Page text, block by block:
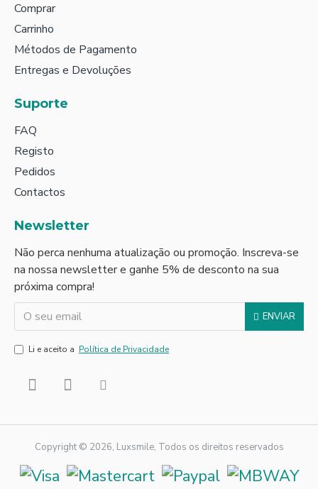
Comprar
Carrinho
Métodos de Pagamento
Entregas e Devoluções
Suporte
FAQ
Registo
Pedidos
Contactos
Newsletter
Não perca nenhuma atualização ou promoção. Inscreva-se
na nossa newsletter e ganhe 5% de desconto na sua
próxima compra!
ENVIAR
Li e aceito a Política de Privacidade
Copyright © 2026, Luxsmile, Todos os direitos reservados